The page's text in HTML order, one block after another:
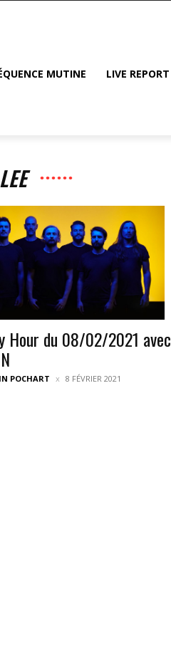
MUTINE LIVE REPORT
Hour du 08/02/2021 avec
POCHART 8 FÉVRIER 2021